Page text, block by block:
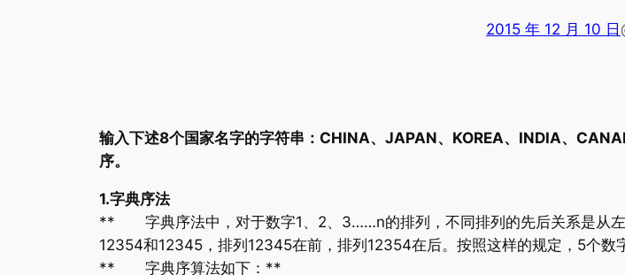
2015 年 12 月 10 日
输入下述8个国家名字的字符串：CHINA、JAPAN、KOREA、INDIA、
序。
1.字典序法
** 字典序法中，对于数字1、2、3……n的排列，不同排列的先后关系是从左
12354和12345，排列12345在前，排列12354在后。按照这样的规定，5个
** 字典序算法如下：**